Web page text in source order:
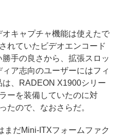
キャプチャ機能は使えたで
れていたビデオエンコード
手の良さから、拡張スロッ
ア志向のユーザーにはフィ
、RADEON X1900シリー
ーを装備していたのに対
たので、なおさらだ。
だMini-ITXフォームファク